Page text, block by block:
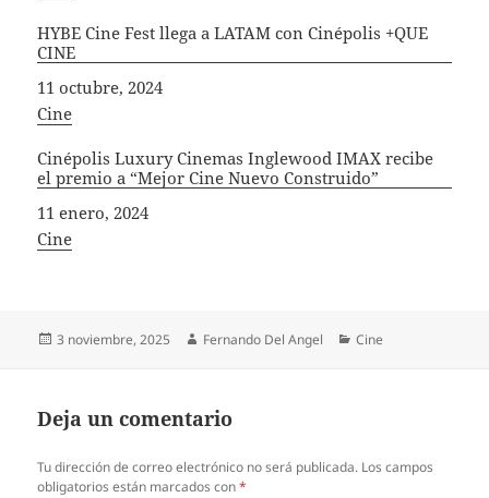
HYBE Cine Fest llega a LATAM con Cinépolis +QUE
CINE
Fecha
11 octubre, 2024
In relation to
Cine
Cinépolis Luxury Cinemas Inglewood IMAX recibe
el premio a “Mejor Cine Nuevo Construido”
Fecha
11 enero, 2024
In relation to
Cine
Publicado
3 noviembre, 2025 Autor
Fernando Del Angel Categorías
Cine
Deja un comentario
Tu dirección de correo electrónico no será publicada. Los campos
obligatorios están marcados con*